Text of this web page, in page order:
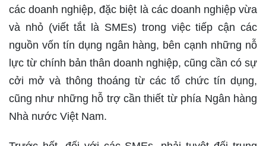
các doanh nghiệp, đặc biệt là các doanh nghiệp vừa
và nhỏ (viết tắt là SMEs) trong việc tiếp cận các
nguồn vốn tín dụng ngân hàng, bên cạnh những nỗ
lực từ chính bản thân doanh nghiệp, cũng cần có sự
cởi mở và thông thoáng từ các tổ chức tín dụng,
cũng như những hỗ trợ cần thiết từ phía Ngân hàng
Nhà nước Việt Nam.